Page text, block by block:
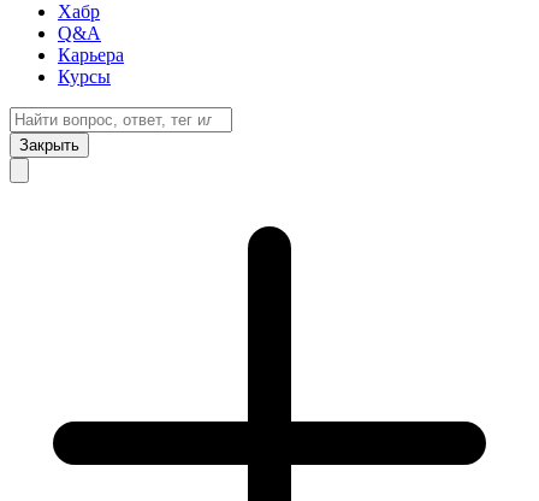
Хабр
Q&A
Карьера
Курсы
Закрыть